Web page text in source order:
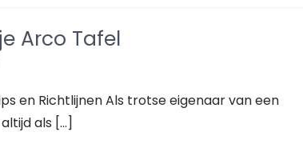
Arco Tafel
en Richtlijnen Als trotse eigenaar van een
als […]